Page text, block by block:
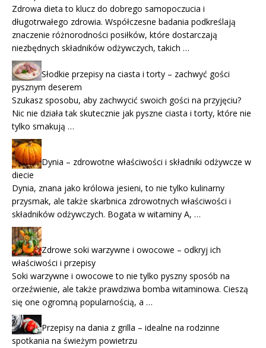
Zdrowa dieta to klucz do dobrego samopoczucia i
długotrwałego zdrowia. Współczesne badania podkreślają
znaczenie różnorodności posiłków, które dostarczają
niezbędnych składników odżywczych, takich …
Słodkie przepisy na ciasta i torty – zachwyć gości
pysznym deserem
Szukasz sposobu, aby zachwycić swoich gości na przyjęciu?
Nic nie działa tak skutecznie jak pyszne ciasta i torty, które nie
tylko smakują …
Dynia – zdrowotne właściwości i składniki odżywcze w
diecie
Dynia, znana jako królowa jesieni, to nie tylko kulinarny
przysmak, ale także skarbnica zdrowotnych właściwości i
składników odżywczych. Bogata w witaminy A, …
Zdrowe soki warzywne i owocowe – odkryj ich
właściwości i przepisy
Soki warzywne i owocowe to nie tylko pyszny sposób na
orzeźwienie, ale także prawdziwa bomba witaminowa. Cieszą
się one ogromną popularnością, a …
Przepisy na dania z grilla – idealne na rodzinne
spotkania na świeżym powietrzu